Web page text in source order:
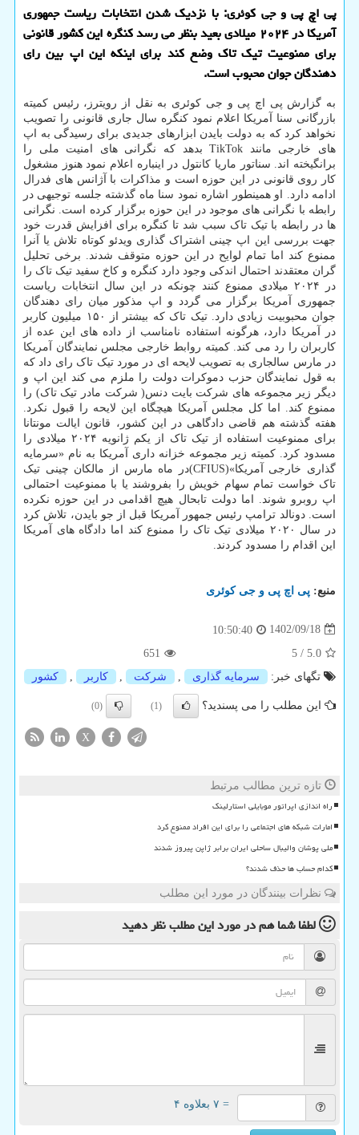
پی اچ پی و جی کوئری: با نزدیک شدن انتخابات ریاست جمهوری
آمریکا در ۲۰۲۴ میلادی بعید بنظر می رسد کنگره این کشور قانونی
برای ممنوعیت تیک تاک وضع کند برای اینکه این اپ بین رای
دهندگان جوان محبوب است.
به گزارش پی اچ پی و جی کوئری به نقل از رویترز، رئیس کمیته
بازرگانی سنا آمریکا اعلام نمود کنگره سال جاری قانونی را تصویب
نخواهد کرد که به دولت بایدن ابزارهای جدیدی برای رسیدگی به اپ
های خارجی مانند TikTok بدهد که نگرانی های امنیت ملی را
برانگیخته اند. سناتور ماریا کانتول در اینباره اعلام نمود هنوز مشغول
کار روی قانونی در این حوزه است و مذاکرات با آژانس های فدرال
ادامه دارد. او همینطور اشاره نمود سنا ماه گذشته جلسه توجیهی در
رابطه با نگرانی های موجود در این حوزه برگزار کرده است. نگرانی
ها در رابطه با تیک تاک سبب شد تا کنگره برای افزایش قدرت خود
جهت بررسی این اپ چینی اشتراک گذاری ویدئو کوتاه تلاش یا آنرا
ممنوع کند اما تمام لوایح در این حوزه متوقف شدند. برخی تحلیل
گران معتقدند احتمال اندکی وجود دارد کنگره و کاخ سفید تیک تاک را
در ۲۰۲۴ میلادی ممنوع کنند چونکه در این سال انتخابات ریاست
جمهوری آمریکا برگزار می گردد و اپ مذکور میان رای دهندگان
جوان محبوبیت زیادی دارد. تیک تاک که بیشتر از ۱۵۰ میلیون کاربر
در آمریکا دارد، هرگونه استفاده نامناسب از داده های این عده از
کاربران را رد می کند. کمیته روابط خارجی مجلس نمایندگان آمریکا
در مارس سالجاری به تصویب لایحه ای در مورد تیک تاک رای داد که
به قول نمایندگان حزب دموکرات دولت را ملزم می کند این اپ و
دیگر زیر مجموعه های شرکت بایت دنس( شرکت مادر تیک تاک) را
ممنوع کند. اما کل مجلس آمریکا هیچگاه این لایحه را قبول نکرد.
هفته گذشته هم قاضی دادگاهی در این کشور، قانون ایالت مونتانا
برای ممنوعیت استفاده از تیک تاک از یکم ژانویه ۲۰۲۴ میلادی را
مسدود کرد. کمیته زیر مجموعه خزانه داری آمریکا به نام «سرمایه
گذاری خارجی آمریکا»(CFIUS)در ماه مارس از مالکان چینی تیک
تاک خواست تمام سهام خویش را بفروشند یا با ممنوعیت احتمالی
اپ روبرو شوند. اما دولت تابحال هیچ اقدامی در این حوزه نکرده
است. دونالد ترامپ رئیس جمهور آمریکا قبل از جو بایدن، تلاش کرد
در سال ۲۰۲۰ میلادی تیک تاک را ممنوع کند اما دادگاه های آمریکا
این اقدام را مسدود کردند.
منبع: پی اچ پی و جی كوئری
1402/09/18
10:50:40
5.0
/
5
651
تگهای خبر:
سرمایه گذاری شركت كاربر كشور
این مطلب را می پسندید؟ (1)
(0)
X
تازه ترین مطالب مرتبط
راه اندازی اپراتور موبایلی استارلینک
امارات شبکه های اجتماعی را برای این افراد ممنوع کرد
ملی پوشان والیبال ساحلی ایران برابر ژاپن پیروز شدند
کدام حساب ها حذف شدند؟
نظرات بینندگان در مورد این مطلب
لطفا شما همدر مورد این مطلبنظر دهید
= ۷ بعلاوه ۴